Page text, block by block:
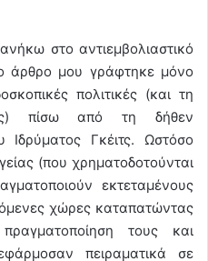
στο αντιεμβολιαστικό
άρθρο μου γράφτηκε μόνο
πολιτικές (και τη
πίσω από τη δήθεν
Ιδρύματος Γκέιτς. Ωστόσο
(που χρηματοδοτούνται
εκτεταμένους
χώρες καταπατώντας
τους και
πειραματικά σε